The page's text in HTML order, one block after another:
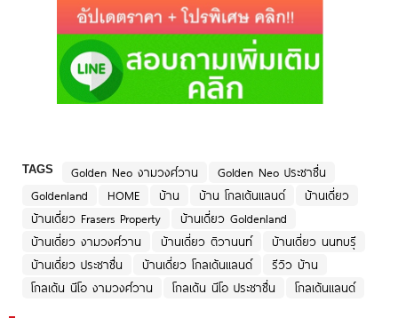
TAGS Golden Neo งามวงศ์วาน
Golden Neo ประชาชื่น
Goldenland
HOME บ้าน บ้าน โกลเด้นแลนด์
บ้านเดี่ยว
บ้านเดี่ยว Frasers Property
บ้านเดี่ยว Goldenland
บ้านเดี่ยว งามวงศ์วาน
บ้านเดี่ยว ติวานนท์
บ้านเดี่ยว นนทบรุี
บ้านเดี่ยว ประชาชื่น
บ้านเดี่ยว โกลเด้นแลนด์
รีวิว บ้าน
โกลเด้น นีโอ งามวงศ์วาน
โกลเด้น นีโอ ประชาชื่น โกลเด้นแลนด์